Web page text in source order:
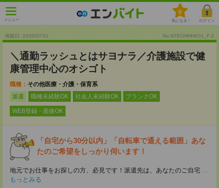
メニュー
0
気になる！ ログイン
掲載日 :2026/07/31 No.NTKONHHK01_F-2
＼通勤ラッシュとはサヨナラ／介護施設で健
康管理中心のオシゴト
職種： その他医療・介護・保育系
派遣
職種未経験OK 社会人未経験OK ブランクOK
WEB登録・面接OK
「自宅から30分以内」「自転車で通える範囲」あな
たのご希望をしっかり伺います！
地元でお仕事をお探しの方、必見です！派遣先は、あなたのご自宅 ...
もっとみる